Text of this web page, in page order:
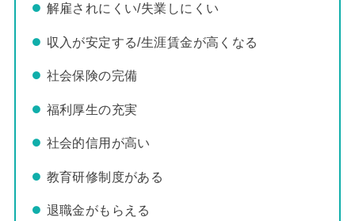
解雇されにくい/失業しにくい
収入が安定する/生涯賃金が高くなる
社会保険の完備
福利厚生の充実
社会的信用が高い
教育研修制度がある
退職金がもらえる